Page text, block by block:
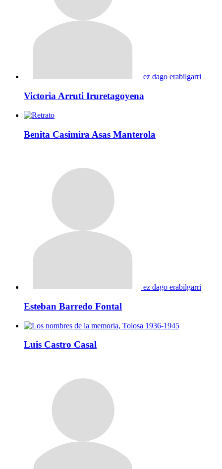
ez dago erabilgarri
Victoria Arruti Iruretagoyena
Benita Casimira Asas Manterola
ez dago erabilgarri
Esteban Barredo Fontal
Luis Castro Casal